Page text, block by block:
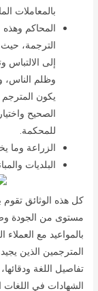
بالمعاملات
المحاكم
الترجمة،
إلى
وظلم الناس،
يكون
الصحيح
للمحكمة.
الزراعة وما
البلديات
كل هذه الوثائق تقوم
مستوى من الجودة
بالمواعيد مع
المترجمين الذين
تفاصيل اللغة
الشهادات في